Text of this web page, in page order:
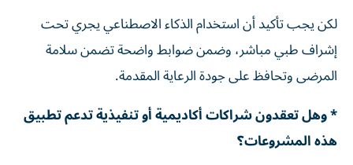
لكن يجب تأكيد أن استخدام الذكاء الاصطناعي يجري تحت
إشراف طبي مباشر، وضمن ضوابط واضحة تضمن سلامة
المرضى وتحافظ على جودة الرعاية المقدمة.
* وهل تعقدون شراكات أكاديمية أو تنفيذية تدعم تطبيق
هذه المشروعات؟